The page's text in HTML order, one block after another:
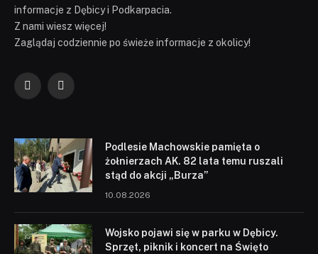
informacje z Dębicy i Podkarpacia.
Z nami wiesz więcej!
Zaglądaj codziennie po świeże informacje z okolicy!
FacebookYouTube
Podlesie Machowskie pamięta o
żołnierzach AK. 82 lata temu ruszali
stąd do akcji „Burza”
10.08.2026
Wojsko pojawi się w parku w Dębicy.
Sprzęt, piknik i koncert na Święto